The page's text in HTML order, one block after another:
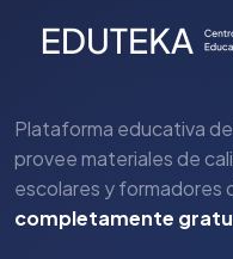
Plataforma educativa
provee materiales de
escolares y formadores
completamente